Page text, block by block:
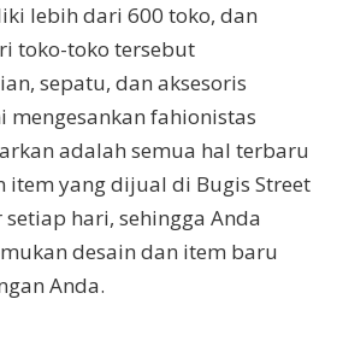
lebih dari 600 toko, dan
toko-toko tersebut
sepatu, dan aksesoris
mengesankan fahionistas
adalah semua hal terbaru
item yang dijual di Bugis Street
hari, sehingga Anda
desain dan item baru
Anda.